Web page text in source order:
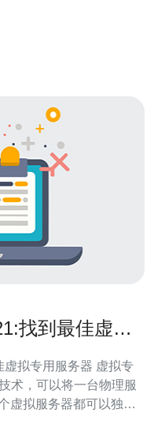
找到最佳虚拟
用服务器 虚拟专
术，可以将一台物理服
虚拟服务器都可以独立